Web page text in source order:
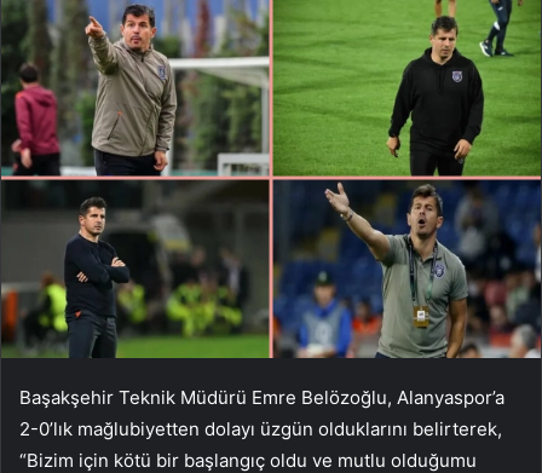
Başakşehir Teknik Müdürü Emre Belözoğlu, Alanyaspor’a
2-0’lık mağlubiyetten dolayı üzgün olduklarını belirterek,
“Bizim için kötü bir başlangıç ​​oldu ve mutlu olduğumu